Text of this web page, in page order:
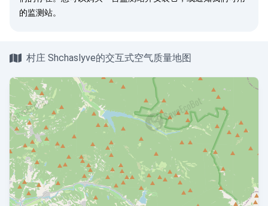
的监测站。
村庄 Shchaslyve的交互式空气质量地图